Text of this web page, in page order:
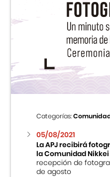
Categorías:
05/08/2021
La APJ recibirá
la Comunidad
recepción de
de agosto